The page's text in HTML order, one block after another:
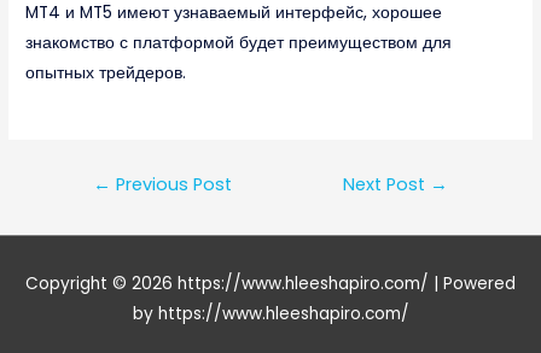
MT4 и MT5 имеют узнаваемый интерфейс, хорошее
знакомство с платформой будет преимуществом для
опытных трейдеров.
← Previous Post Next Post →
Copyright © 2026 https://www.hleeshapiro.com/
| Powered
by https://www.hleeshapiro.com/